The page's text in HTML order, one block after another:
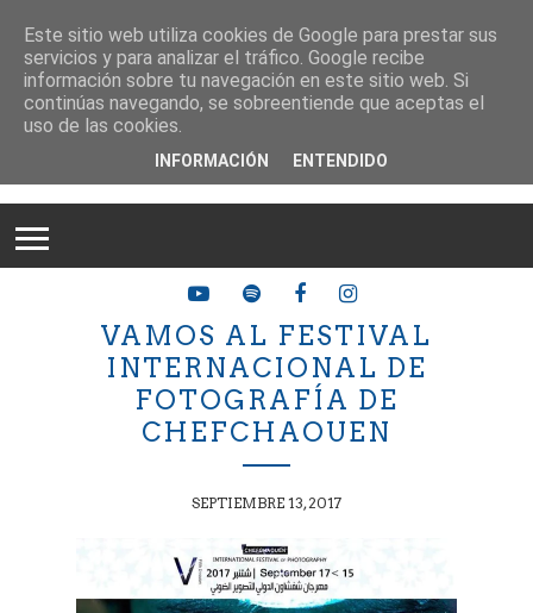
VAMOS AL FESTIVAL
INTERNACIONAL DE
FOTOGRAFÍA DE
CHEFCHAOUEN
SEPTIEMBRE 13, 2017
Este sitio web utiliza cookies de Google para prestar sus
servicios y para analizar el tráfico. Google recibe
información sobre tu navegación en este sitio web. Si
continúas navegando, se sobreentiende que aceptas el
uso de las cookies.
INFORMACIÓN ENTENDIDO